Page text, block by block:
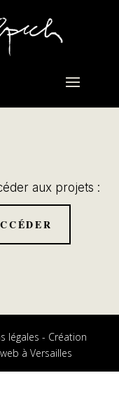
aux projets :
légales - Création
à Versailles